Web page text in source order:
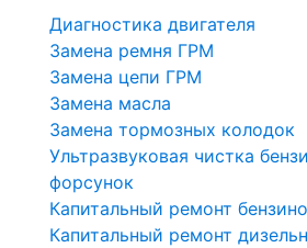
Диагностика двигателя
Замена ремня ГРМ
Замена цепи ГРМ
Замена масла
Замена тормозных колодок
Ультразвуковая чистка
форсунок
Капитальный ремонт
Капитальный ремонт